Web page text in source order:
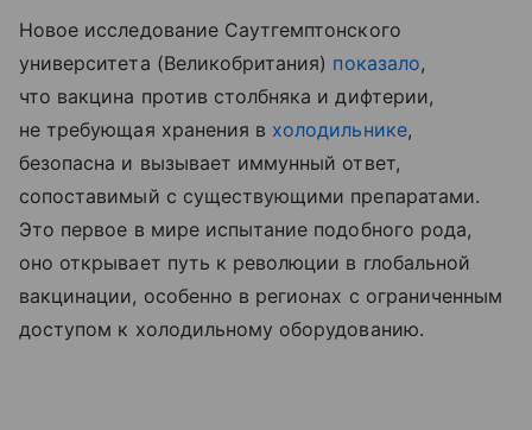
Новое исследование Саутгемптонского
университета (Великобритания) показало,
что вакцина против столбняка и дифтерии,
не требующая хранения в холодильнике,
безопасна и вызывает иммунный ответ,
сопоставимый с существующими препаратами.
Это первое в мире испытание подобного рода,
оно открывает путь к революции в глобальной
вакцинации, особенно в регионах с ограниченным
доступом к холодильному оборудованию.